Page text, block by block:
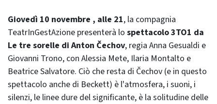
Giovedì 10 novembre , alle 21, la compagnia
TeatrInGestAzione presenterà lo spettacolo 3TO1 da
Le tre sorelle di Anton Čechov, regia Anna Gesualdi e
Giovanni Trono, con Alessia Mete, Ilaria Montalto e
Beatrice Salvatore. Ciò che resta di Čechov (e in questo
spettacolo anche di Beckett) è l'atmosfera, i suoni, i
silenzi, le linee dure del significante, è la solitudine delle